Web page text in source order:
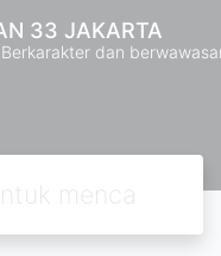
33 JAKARTA
dan